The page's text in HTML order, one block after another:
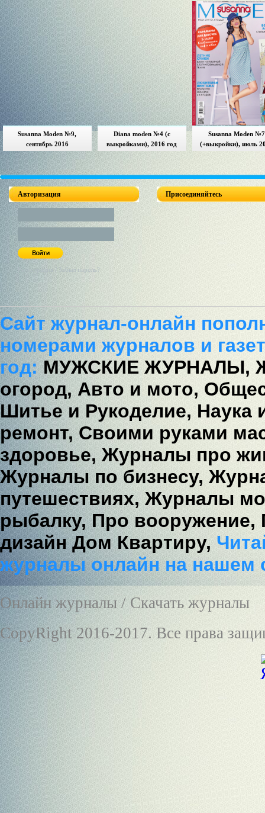
Susanna Moden №9,
сентябрь 2016
Diana moden №4 (с
выкройками), 2016 год
Susanna Moden №7
(+выкройки), июль
Авторизация
Регистрация / Забыл пароль?
Присоединяйтесь
Сайт журнал-онлайн
номерами журналов и
год:МУЖСКИЕ ЖУРНАЛЫ,
огород, Авто и мото,
Шитье и Рукоделие, Наука
ремонт, Своими руками
здоровье, Журналы про
Журналы по бизнесу,
путешествиях, Журналы
рыбалку, Про вооружение,
дизайн Дом Квартиру,
журналы онлайн на нашем
Онлайн журналы / Скачать журналы
CopyRight 2016-2017. Все права